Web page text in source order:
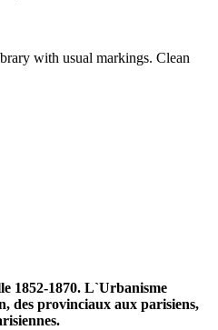
with usual markings. Clean
1852-1870. L`Urbanisme
des provinciaux aux parisiens,